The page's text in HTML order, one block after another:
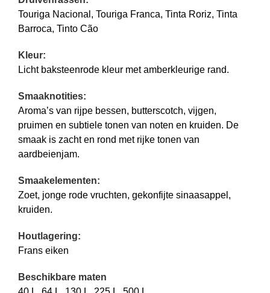
Touriga Nacional, Touriga Franca, Tinta Roriz, Tinta
Barroca, Tinto Cão
Kleur:
Licht baksteenrode kleur met amberkleurige rand.
Smaaknotities:
Aroma’s van rijpe bessen, butterscotch, vijgen,
pruimen en subtiele tonen van noten en kruiden. De
smaak is zacht en rond met rijke tonen van
aardbeienjam.
Smaakelementen:
Zoet, jonge rode vruchten, gekonfijte sinaasappel,
kruiden.
Houtlagering:
Frans eiken
Beschikbare maten